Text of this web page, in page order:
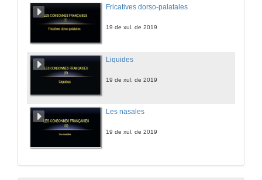
Fricatives dorso-palatales
19 de xul. de 2019
Liquides
19 de xul. de 2019
Les nasales
19 de xul. de 2019